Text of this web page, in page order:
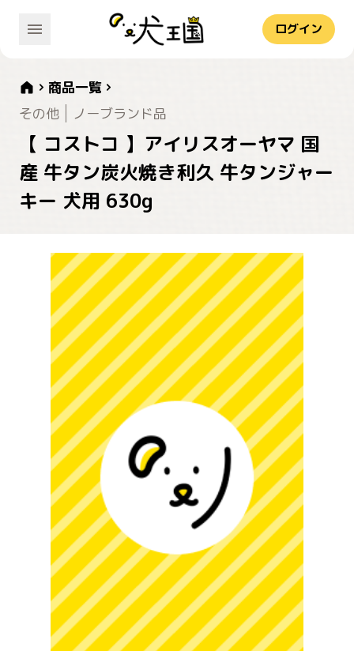
ログイン
商品一覧
その他
ノーブランド品
【 コストコ 】アイリスオーヤマ 国
産 牛タン炭火焼き利久 牛タンジャー
キー 犬用 630g